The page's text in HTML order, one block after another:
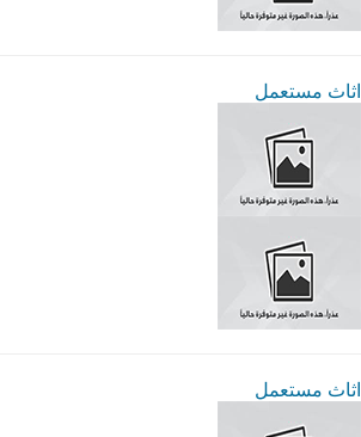
اثاث مستعمل
اثاث مستعمل